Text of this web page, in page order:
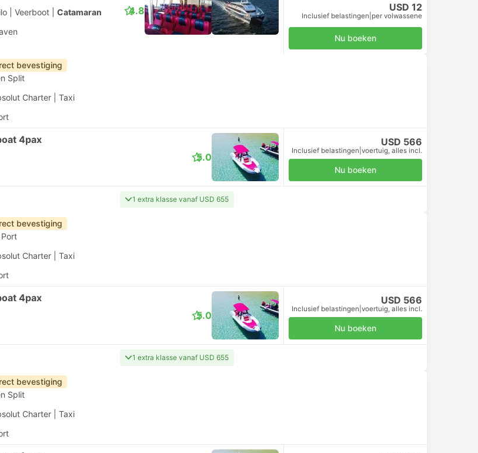
Veerboot Catamaran 4.8
USD 12
Inclusief belastingen per volwassene
Nu boeken
bevestiging
Split
Charter Taxi
4pax
5.0
USD 566
Inclusief belastingen voertuig, alles incl.
Nu boeken
1 extra klasse vanaf USD 655
bevestiging
Charter Taxi
4pax
5.0
USD 566
Inclusief belastingen voertuig, alles incl.
Nu boeken
1 extra klasse vanaf USD 655
bevestiging
Split
Charter Taxi